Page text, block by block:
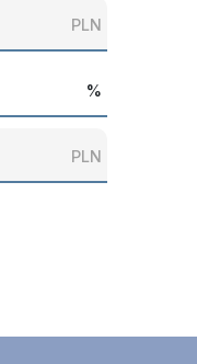
PLN
%
PLN